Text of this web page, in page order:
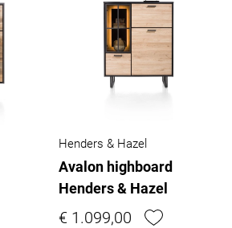
Henders & Hazel
Avalon highboard
Henders & Hazel
€ 1.099,00